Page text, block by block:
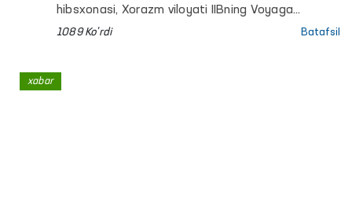
hibsxonasi, Xorazm viloyati IIBning Voyaga
yetmaganlarga ijtimoiy-huquqiy yordam ko‘rsatish
Ma’muriy qamoqqa olingan shaxslarni saqlash
1089 Ko'rdi Batafsil
xabar